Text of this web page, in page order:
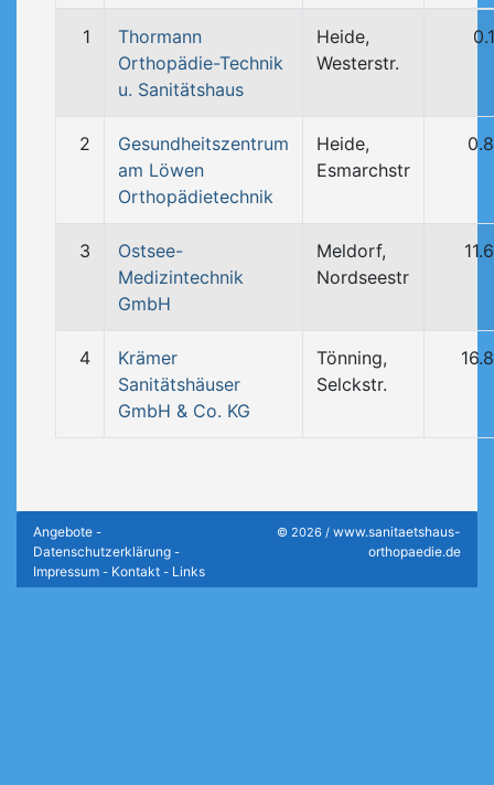
1
Thormann
Orthopädie-Technik
u. Sanitätshaus
Heide,
Westerstr.
2
Gesundheitszentrum
am Löwen
Orthopädietechnik
Heide,
Esmarchstr
3
Ostsee-
Medizintechnik
GmbH
Meldorf,
Nordseestr
4
Krämer
Sanitätshäuser
GmbH & Co. KG
Tönning,
Selckstr.
Angebote -
Datenschutzerklärung -
Impressum - Kontakt - Links
© 2026 / www.sanitaetshaus-
orthopaedie.de